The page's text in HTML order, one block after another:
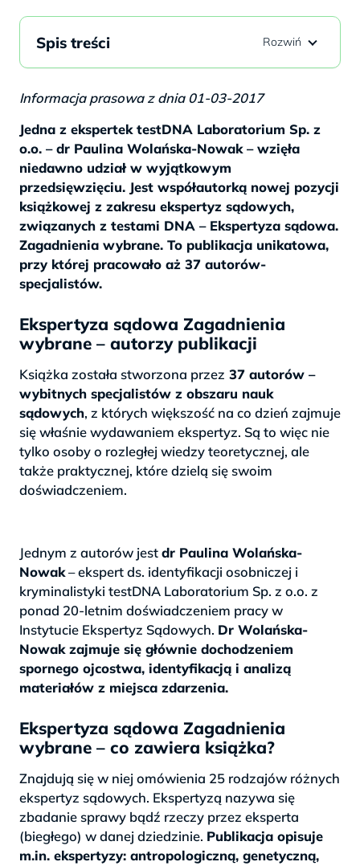
Informacja prasowa z dnia 01-03-2017
Jedna z ekspertek testDNA Laboratorium Sp. z
o.o. – dr Paulina Wolańska-Nowak – wzięła
niedawno udział w wyjątkowym
przedsięwzięciu. Jest współautorką nowej pozycji
książkowej z zakresu ekspertyz sądowych,
związanych z testami DNA – Ekspertyza sądowa.
Zagadnienia wybrane. To publikacja unikatowa,
przy której pracowało aż 37 autorów-
specjalistów.
Ekspertyza sądowa Zagadnienia
wybrane – autorzy publikacji
Książka została stworzona przez 37 autorów –
wybitnych specjalistów z obszaru nauk
sądowych, z których większość na co dzień zajmuje
się właśnie wydawaniem ekspertyz. Są to więc nie
tylko osoby o rozległej wiedzy teoretycznej, ale
także praktycznej, które dzielą się swoim
doświadczeniem.
Jednym z autorów jestdr Paulina Wolańska-
Nowak– ekspert ds. identyfikacji osobniczej i
kryminalistyki testDNA Laboratorium Sp. z o.o. z
ponad 20-letnim doświadczeniem pracy w
Instytucie Ekspertyz Sądowych. Dr Wolańska-
Nowak zajmuje się głównie dochodzeniem
spornego ojcostwa, identyfikacją i analizą
materiałów z miejsca zdarzenia.
Ekspertyza sądowa Zagadnienia
wybrane – co zawiera książka?
Znajdują się w niej omówienia 25 rodzajów różnych
ekspertyz sądowych. Ekspertyzą nazywa się
zbadanie sprawy bądź rzeczy przez eksperta
(biegłego) w danej dziedzinie. Publikacja opisuje
m.in. ekspertyzy: antropologiczną, genetyczną,
Spis treści